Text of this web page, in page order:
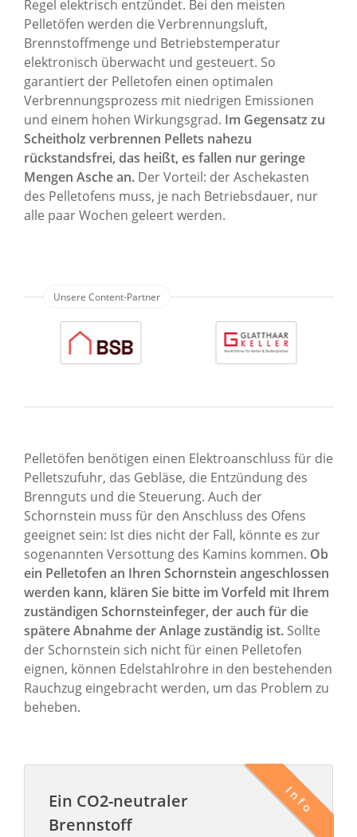
Regel elektrisch entzündet. Bei den meisten
Pelletöfen werden die Verbrennungsluft,
Brennstoffmenge und Betriebstemperatur
elektronisch überwacht und gesteuert. So
garantiert der Pelletofen einen optimalen
Verbrennungsprozess mit niedrigen Emissionen
und einem hohen Wirkungsgrad. Im Gegensatz zu
Scheitholz verbrennen Pellets nahezu
rückstandsfrei, das heißt, es fallen nur geringe
Mengen Asche an. Der Vorteil: der Aschekasten
des Pelletofens muss, je nach Betriebsdauer, nur
alle paar Wochen geleert werden.
Pelletöfen benötigen einen Elektroanschluss für die
Pelletszufuhr, das Gebläse, die Entzündung des
Brennguts und die Steuerung. Auch der
Schornstein muss für den Anschluss des Ofens
geeignet sein: Ist dies nicht der Fall, könnte es zur
sogenannten Versottung des Kamins kommen. Ob
ein Pelletofen an Ihren Schornstein angeschlossen
werden kann, klären Sie bitte im Vorfeld mit Ihrem
zuständigen Schornsteinfeger, der auch für die
spätere Abnahme der Anlage zuständig ist. Sollte
der Schornstein sich nicht für einen Pelletofen
eignen, können Edelstahlrohre in den bestehenden
Rauchzug eingebracht werden, um das Problem zu
beheben.
Info
Ein CO2-neutraler
Brennstoff